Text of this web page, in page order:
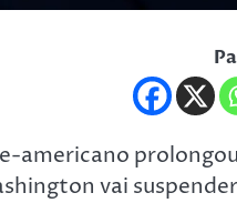
americano
vai